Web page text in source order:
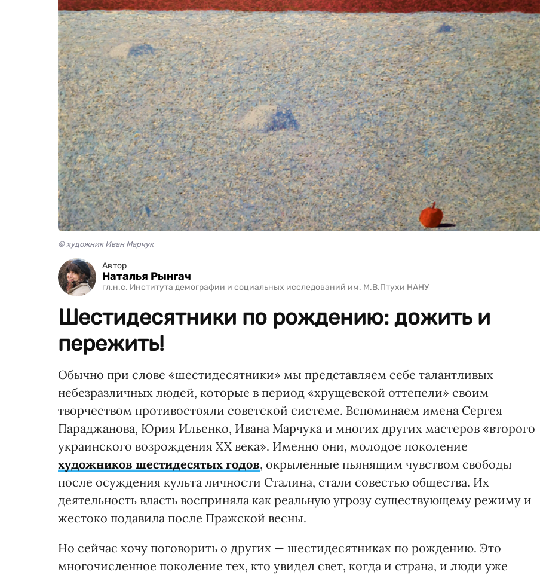
© художник Иван Марчук
Автор
Наталья Рынгач
гл.н.с. Института демографии и социальных исследований им. М.В.Птухи НАНУ
Шестидесятники по рождению: дожить и
пережить!
Обычно при слове «шестидесятники» мы представляем себе талантливых
небезразличных людей, которые в период «хрущевской оттепели» своим
творчеством противостояли советской системе. Вспоминаем имена Сергея
Параджанова, Юрия Ильенко, Ивана Марчука и многих других мастеров «второго
украинского возрождения XX века». Именно они, молодое поколение
художников шестидесятых годов, окрыленные пьянящим чувством свободы
после осуждения культа личности Сталина, стали совестью общества. Их
деятельность власть восприняла как реальную угрозу существующему режиму и
жестоко подавила после Пражской весны.
Но сейчас хочу поговорить о других — шестидесятниках по рождению. Это
многочисленное поколение тех, кто увидел свет, когда и страна, и люди уже